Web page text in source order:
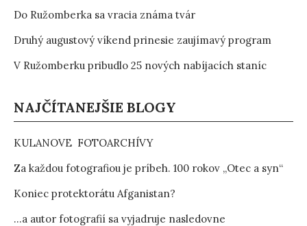
Do Ružomberka sa vracia známa tvár
Druhý augustový víkend prinesie zaujímavý program
V Ružomberku pribudlo 25 nových nabíjacích staníc
NAJČÍTANEJŠIE BLOGY
KULANOVE FOTOARCHÍVY
Za každou fotografiou je príbeh. 100 rokov „Otec a syn“
Koniec protektorátu Afganistan?
…a autor fotografií sa vyjadruje nasledovne